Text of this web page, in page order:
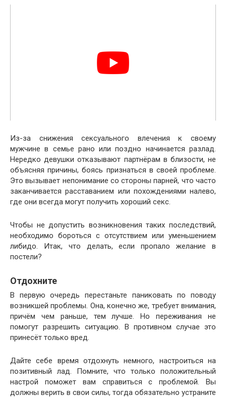
Из-за снижения сексуального влечения к своему
мужчине в семье рано или поздно начинается разлад.
Нередко девушки отказывают партнёрам в близости, не
объясняя причины, боясь признаться в своей проблеме.
Это вызывает непонимание со стороны парней, что часто
заканчивается расставанием или похождениями налево,
где они всегда могут получить хороший секс.
Чтобы не допустить возникновения таких последствий,
необходимо бороться с отсутствием или уменьшением
либидо. Итак, что делать, если пропало желание в
постели?
Отдохните
В первую очередь перестаньте паниковать по поводу
возникшей проблемы. Она, конечно же, требует внимания,
причём чем раньше, тем лучше. Но переживания не
помогут разрешить ситуацию. В противном случае это
принесёт только вред.
Дайте себе время отдохнуть немного, настроиться на
позитивный лад. Помните, что только положительный
настрой поможет вам справиться с проблемой. Вы
должны верить в свои силы, тогда обязательно устраните